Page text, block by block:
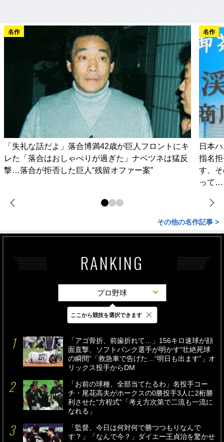
名作
「失礼な話だよ」落合博満42歳が巨人フロントにキ
レた「落合はおしゃべりが過ぎた」ナベツネは猛反
撃…落合が拒否した巨人“残留オファー案”
名作
日本
指名
す、
って…
その他の名作記事 >
RANKING
プロ野球
最新 24時間 週間
「アゴ骨折、前歯折れて…」156キロ速球が顔
面直撃、ソフトバンク選手が明かす“壮絶死球
の瞬間”「救急車で告げた…“明日も出ます”」オ
リックス投手からDM
「お前の球種、全部当てたるわ」名投手コー
チ・尾花高夫がホークスの0勝投手3人に2桁勝
利させた“方程式”「考え方次第で二流も一流に
なれる」
「監督、今日は何対何で勝つつもりなんで
す？」「なんで今？」ダイエー王貞治を驚かせ
ここから競技を選択できます ×